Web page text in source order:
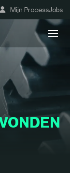
Mijn ProcessJobs